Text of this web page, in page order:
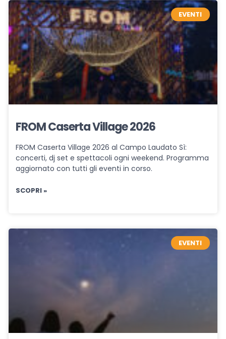
EVENTI
FROM Caserta Village 2026
FROM Caserta Village 2026 al Campo Laudato Sì:
concerti, dj set e spettacoli ogni weekend. Programma
aggiornato con tutti gli eventi in corso.
SCOPRI »
EVENTI